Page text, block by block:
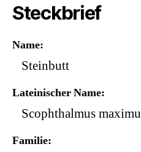
Steckbrief
Name
Steinbutt
Lateinischer Name
Scophthalmus
Familie